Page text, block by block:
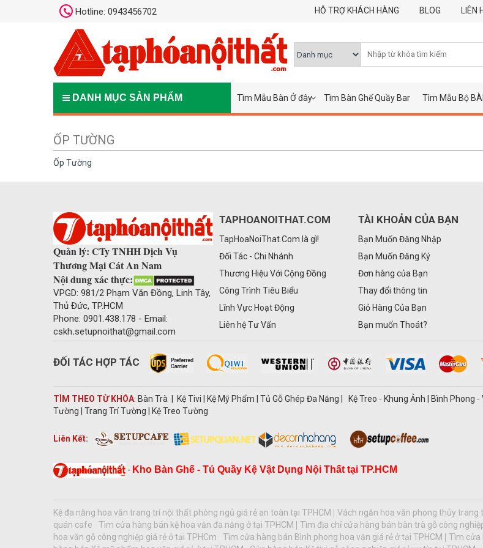
Hotline: 0943456702 HỖ TRỢ KHÁCH HÀNG BLOG LIÊN
DANH MỤC SẢN PHẨM Tìm Mẫu Bàn Ở đây Tìm Bàn Ghế Quầy Bar Tìm Mẫu Bộ
ỐP TƯỜNG
Ốp Tường
Quản lý: CTy TNHH Dịch Vụ
Thương Mại Cát An Nam
Nội dung xác thực:
VPGD: 981/2 Phạm Văn Đồng, Linh Tây,
Thủ Đức, TP.HCM
Phone: 0901.438.178 - Email:
cskh.setupnoithat@gmail.com
TAPHOANOITHAT.COM
TapHoaNoiThat.Com là gì!
Đối Tác - Chi Nhánh
Thương Hiệu Với Cộng Đồng
Công Trình Tiêu Biểu
Lĩnh Vực Hoạt Động
Liên hệ Tư Vấn
TÀI KHOẢN CỦA BẠN
Bạn Muốn Đăng Nhập
Bạn Muốn Đăng Ký
Đơn hàng của Bạn
Thay đổi thông tin
Giỏ Hàng Của Bạn
Bạn muốn Thoát?
ĐỐI TÁC HỢP TÁC
TÌM THEO TỪ KHÓA: Bàn Trà | Kệ Tivi | Kệ Mỹ Phẩm | Tủ Gỗ Ghép Đa Năng | Kệ Treo - Khung Ảnh | Bình Phong
Tường | Trang Trí Tường | Kệ Treo Tường
Liên Kết:
- Kho Bàn Ghế - Tủ Quầy Kệ Vật Dụng Nội Thất tại TP.HCM
Kệ đa năng hoa văn trang trí nội thất phòng ngủ giá rẻ an toàn tại TPHCM Vách ngăn hoa văn phong thủy trang
quán cafe
Tìm cửa hàng bán kệ hoa văn đa năng ở tại TPHCM Tìm địa chỉ cửa hàng bán bàn trà gỗ công
hoa văn gỗ công nghiệp giá rẻ ở tại TPHCm
Tìm cửa hàng bán Bình phong hoa văn giá rẻ ở tại TPHCM Tìm cửa